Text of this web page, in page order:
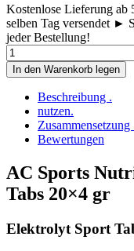
Kostenlose Lieferung ab
selben Tag versendet ►
jeder Bestellung!
In den Warenkorb legen
Beschreibung .
nutzen.
Zusammensetzung
Bewertungen
AC Sports
Tabs 20×4 gr
Elektrolyt Sport